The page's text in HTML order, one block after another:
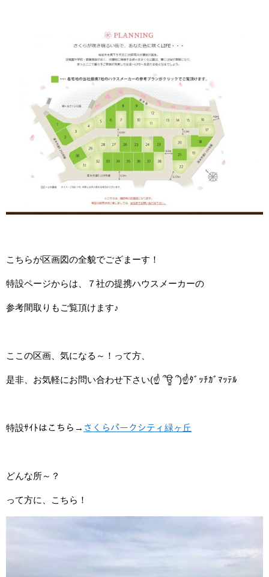
こちらが区画図の全貌でござまーす！
特設ページからは、７社の提携ハウスメーカーの
参考間取りもご覧頂けます♪
ここの区画、気になる～！って方、
是非、お気軽にお問い合わせ下さい(☝ ՞ਊ ՞)☝ﾀﾞｯﾁｶﾞﾏｯﾃﾙ
特設ｻｲﾄはこちら→ さくらパークシティ緑ヶ丘
どんな所～？
って方に、こちら！